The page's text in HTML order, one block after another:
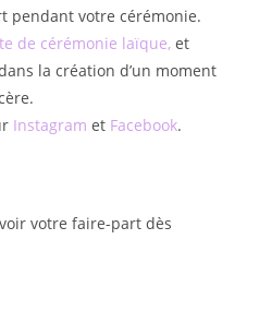
pendant votre cérémonie.
de cérémonie laïque, et
la création d’un moment
Instagram et Facebook.
votre faire-part dès